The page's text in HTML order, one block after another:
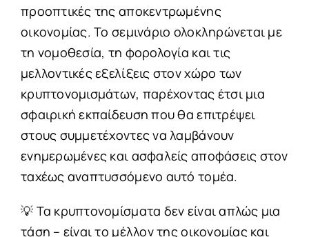
προοπτικές της αποκεντρωμένης
οικονομίας. Το σεμινάριο ολοκληρώνεται με
τη νομοθεσία, τη φορολογία και τις
μελλοντικές εξελίξεις στον χώρο των
κρυπτονομισμάτων, παρέχοντας έτσι μια
σφαιρική εκπαίδευση που θα επιτρέψει
στους συμμετέχοντες να λαμβάνουν
ενημερωμένες και ασφαλείς αποφάσεις στον
ταχέως αναπτυσσόμενο αυτό τομέα.
💡 Τα κρυπτονομίσματα δεν είναι απλώς μια
τάση – είναι το μέλλον της οικονομίας και